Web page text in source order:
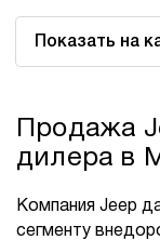
Показать на
Продажа
дилера в
Компания Jeep
сегменту